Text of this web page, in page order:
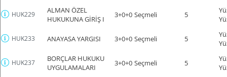
HUK229
ALMAN ÖZEL
HUKUKUNA GİRİŞ I
3+0+0 Seçmeli 5
HUK233 ANAYASA YARGISI 3+0+0 Seçmeli 5
HUK237
BORÇLAR HUKUKU
UYGULAMALARI
3+0+0 Seçmeli 5